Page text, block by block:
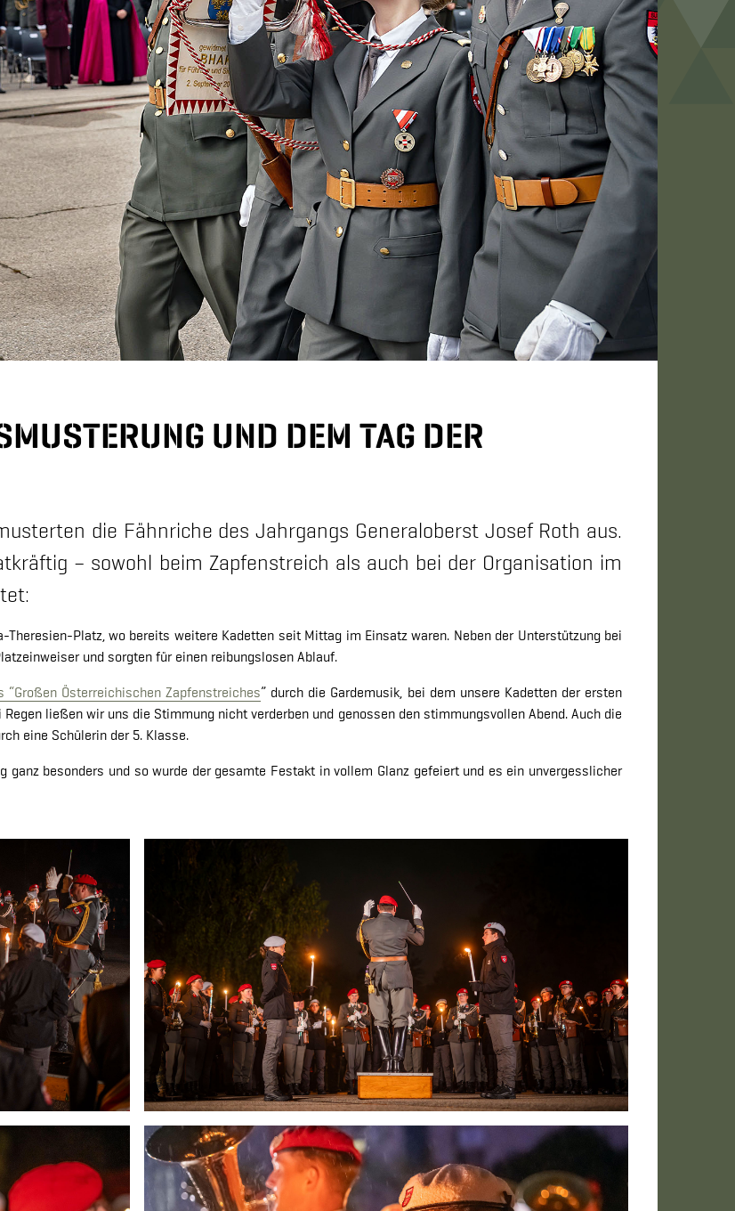
UND DEM TAG DER
die Fähnriche des Jahrgangs Generaloberst Josef Roth aus.
– sowohl beim Zapfenstreich als auch bei der Organisation im
Platz, wo bereits weitere Kadetten seit Mittag im Einsatz waren. Neben der Unterstützung bei
und sorgten für einen reibungslosen Ablauf.
“Großen Österreichischen Zapfenstreiches” durch die Gardemusik, bei dem unsere Kadetten der ersten
ließen wir uns die Stimmung nicht verderben und genossen den stimmungsvollen Abend. Auch die
eine Schülerin der 5. Klasse.
ganz besonders und so wurde der gesamte Festakt in vollem Glanz gefeiert und es ein unvergesslicher